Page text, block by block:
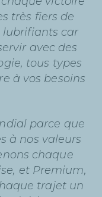
très fiers de
car
avec des
tous types
à vos besoins
parce que
à nos valeurs
chaque
et Premium,
trajet un